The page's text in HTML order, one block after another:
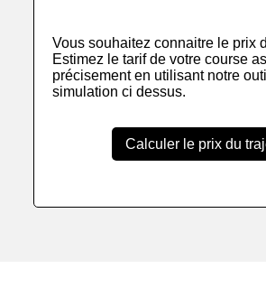
Vous souhaitez connaitre le prix
Estimez le tarif de votre course
précisement en utilisant notre
simulation ci dessus.
Calculer le prix du